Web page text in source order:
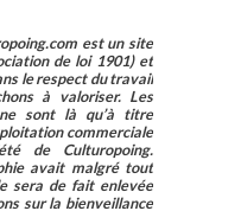
est un site
de loi 1901) et
le respect du travail
à valoriser. Les
sont là qu’à titre
commerciale
de Culturopoing.
avait malgré tout
sera de fait enlevée
sur la bienveillance